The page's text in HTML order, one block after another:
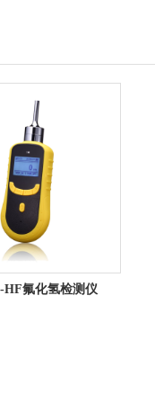
HF氟化氢检测仪